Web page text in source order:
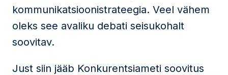
kommunikatsioonistrateegia. Veel vähem
oleks see avaliku debati seisukohalt
soovitav.
Just siin jääb Konkurentsiameti soovitus